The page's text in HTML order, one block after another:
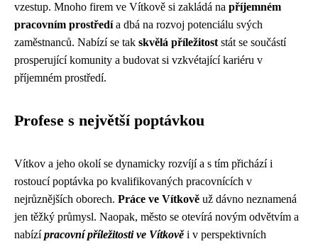
vzestup. Mnoho firem ve Vítkově si zakládá na příjemném
pracovním prostředía dbá na rozvoj potenciálu svých
zaměstnanců. Nabízí se tak skvělá příležitost stát se součástí
prosperující komunity a budovat si vzkvétající kariéru v
příjemném prostředí.
Profese s největší poptávkou
Vítkov a jeho okolí se dynamicky rozvíjí a s tím přichází i
rostoucí poptávka po kvalifikovaných pracovnících v
nejrůznějších oborech. Práce ve Vítkově už dávno neznamená
jen těžký průmysl. Naopak, město se otevírá novým odvětvím a
nabízípracovní příležitosti ve Vítkověi v perspektivních